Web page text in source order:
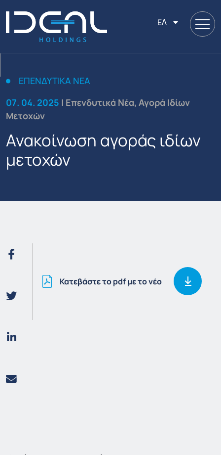
ΕΛ
ΕΠΕΝΔΥΤΙΚΆ ΝΈΑ
07. 04. 2025 | Επενδυτικά Νέα, Αγορά Ιδίων
Μετοχών
Ανακοίνωση αγοράς ιδίων
μετοχών
Κατεβάστε το pdf με το νέο